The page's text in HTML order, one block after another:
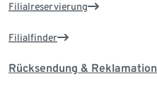
Filialreservierung
Filialfinder
Rücksendung & Reklamation